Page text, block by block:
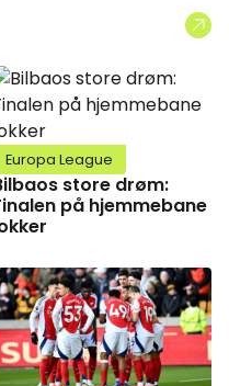
Europa League
store drøm:
på hjemmebane